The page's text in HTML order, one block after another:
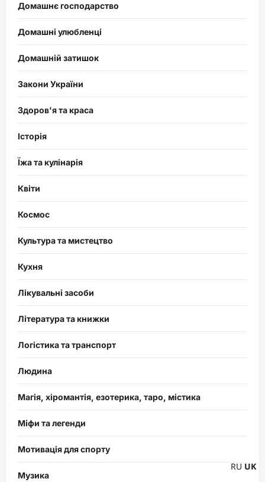
Домашнє господарство
Домашні улюбленці
Домашній затишок
Закони України
Здоров'я та краса
Історія
Їжа та кулінарія
Квіти
Космос
Культура та мистецтво
Кухня
Лікувальні засоби
Література та книжки
Логістика та транспорт
Людина
Магія, хіромантія, езотерика, таро, містика
Міфи та легенди
Мотивація для спорту
Музика
RU UK